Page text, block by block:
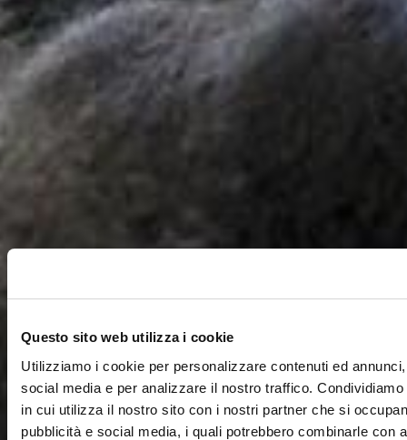
Questo sito web utilizza i cookie
Utilizziamo i cookie per personalizzare contenuti ed
social media e per analizzare il nostro traffico.
in cui utilizza il nostro sito con i nostri partner che si
pubblicità e social media, i quali potrebbero combinarle con